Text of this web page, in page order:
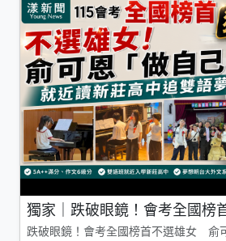
獨家｜跌破眼鏡！會考全國
跌破眼鏡！會考全國榜首不選雄女 俞